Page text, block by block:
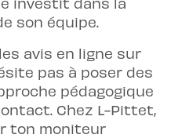
son équipe.
avis en ligne sur
pas à poser des
pédagogique
Chez L-Pittet,
ton moniteur